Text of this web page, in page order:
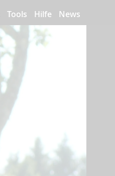
Tools Hilfe News